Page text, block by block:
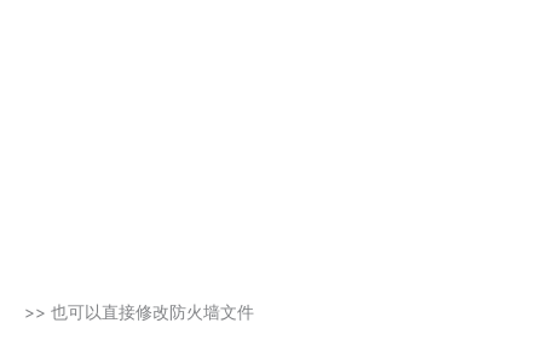
>> 也可以直接修改防火墙文件